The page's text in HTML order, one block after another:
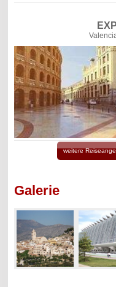
weitere
Galerie